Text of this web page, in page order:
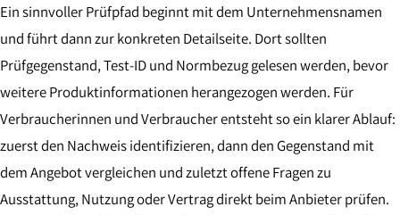
Ein sinnvoller Prüfpfad beginnt mit dem Unternehmensnamen
und führt dann zur konkreten Detailseite. Dort sollten
Prüfgegenstand, Test-ID und Normbezug gelesen werden, bevor
weitere Produktinformationen herangezogen werden. Für
Verbraucherinnen und Verbraucher entsteht so ein klarer Ablauf:
zuerst den Nachweis identifizieren, dann den Gegenstand mit
dem Angebot vergleichen und zuletzt offene Fragen zu
Ausstattung, Nutzung oder Vertrag direkt beim Anbieter prüfen.